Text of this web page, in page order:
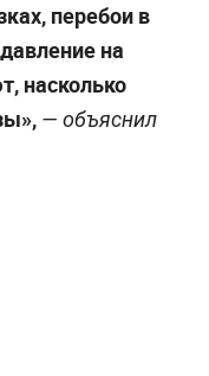
перебои в
на
насколько
— объяснил